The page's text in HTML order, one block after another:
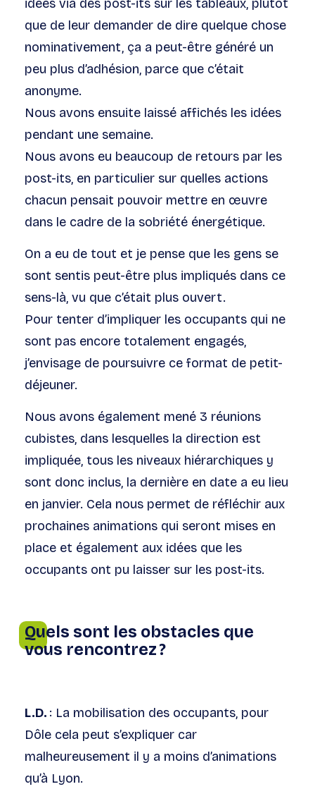
idées via des post-its sur les tableaux, plutôt
que de leur demander de dire quelque chose
nominativement, ça a peut-être généré un
peu plus d’adhésion, parce que c’était
anonyme.
Nous avons ensuite laissé affichés les idées
pendant une semaine.
Nous avons eu beaucoup de retours par les
post-its, en particulier sur quelles actions
chacun pensait pouvoir mettre en œuvre
dans le cadre de la sobriété énergétique.
On a eu de tout et je pense que les gens se
sont sentis peut-être plus impliqués dans ce
sens-là, vu que c’était plus ouvert.
Pour tenter d’impliquer les occupants qui ne
sont pas encore totalement engagés,
j’envisage de poursuivre ce format de petit-
déjeuner.
Nous avons également mené 3 réunions
cubistes, dans lesquelles la direction est
impliquée, tous les niveaux hiérarchiques y
sont donc inclus, la dernière en date a eu lieu
en janvier. Cela nous permet de réfléchir aux
prochaines animations qui seront mises en
place et également aux idées que les
occupants ont pu laisser sur les post-its.
Quels sont les obstacles que
vous rencontrez ?
L.D. : La mobilisation des occupants, pour
Dôle cela peut s’expliquer car
malheureusement il y a moins d’animations
qu’à Lyon.